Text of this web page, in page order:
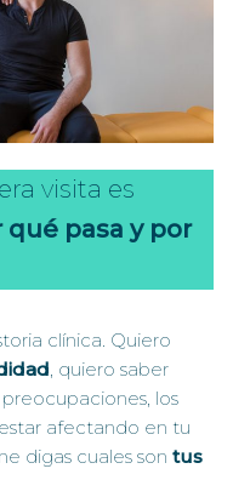
visita es
pasa y por
clínica. Quiero
, quiero saber
los
afectando en tu
digas cuales son tus